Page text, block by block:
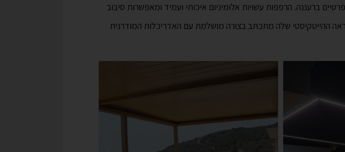
ברעננה. הרפפות עשויות אלומיניום איכותי ועמיד ומאפשרות סיבוב
ההייטקיסטי שלה מתכתב בצורה מושלמת עם האדריכלות המודרנית